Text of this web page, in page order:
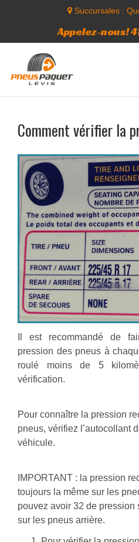
Succursales :
Appelez-nous!
Comment vérifier la
Il est recommandé de
pression des pneus à
roulé moins de 5
vérification.
Pour connaître la pression
pneus, vérifiez l’autocollant
véhicule.
IMPORTANT : la pression
toujours la même sur les
pouvez avoir 32 de pression
sur les pneus arrière.